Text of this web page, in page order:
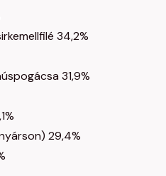
34,2%
31,9%
29,4%